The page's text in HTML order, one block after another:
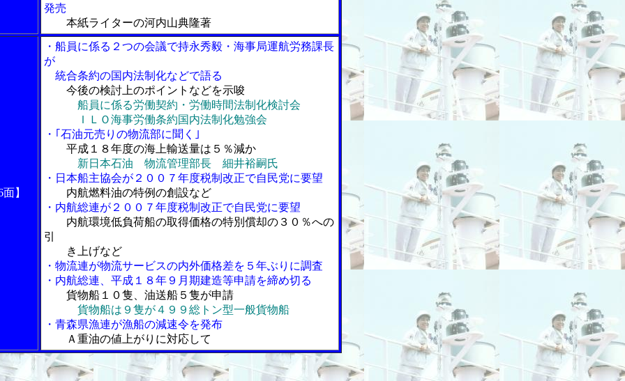
発売
本紙ライターの河内山典隆著
】
・船員に係る２つの会議で持永秀毅・海事局運航労務課長
が
統合条約の国内法制化などで語る
今後の検討上のポイントなどを示唆
船員に係る労働契約・労働時間法制化検討会
ＩＬＯ海事労働条約国内法制化勉強会
・｢石油元売りの物流部に聞く｣
平成１８年度の海上輸送量は５％減か
新日本石油 物流管理部長 細井裕嗣氏
・日本船主協会が２００７年度税制改正で自民党に要望
内航燃料油の特例の創設など
・内航総連が２００７年度税制改正で自民党に要望
内航環境低負荷船の取得価格の特別償却の３０％への
引
き上げなど
・物流連が物流サービスの内外価格差を５年ぶりに調査
・内航総連、平成１８年９月期建造等申請を締め切る
貨物船１０隻、油送船５隻が申請
貨物船は９隻が４９９総トン型一般貨物船
・青森県漁連が漁船の減速令を発布
Ａ重油の値上がりに対応して